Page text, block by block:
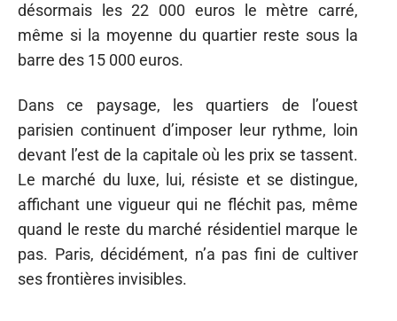
désormais les 22 000 euros le mètre carré,
même si la moyenne du quartier reste sous la
barre des 15 000 euros.
Dans ce paysage, les quartiers de l’ouest
parisien continuent d’imposer leur rythme, loin
devant l’est de la capitale où les prix se tassent.
Le marché du luxe, lui, résiste et se distingue,
affichant une vigueur qui ne fléchit pas, même
quand le reste du marché résidentiel marque le
pas. Paris, décidément, n’a pas fini de cultiver
ses frontières invisibles.